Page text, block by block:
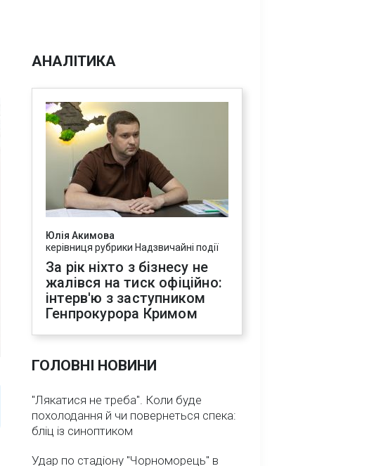
АНАЛІТИКА
Юлія Акимова
керівниця рубрики Надзвичайні події
За рік ніхто з бізнесу не
жалівся на тиск офіційно:
інтерв'ю з заступником
Генпрокурора Кримом
ГОЛОВНІ НОВИНИ
"Лякатися не треба". Коли буде
похолодання й чи повернеться спека:
бліц із синоптиком
Удар по стадіону "Чорноморець" в